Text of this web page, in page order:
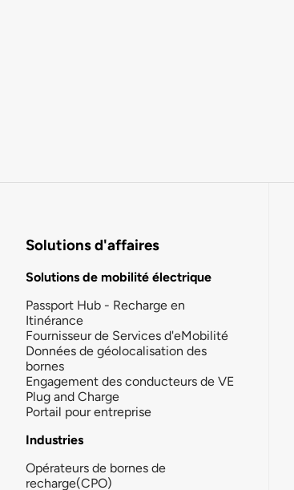
Solutions d'affaires
Solutions de mobilité électrique
Passport Hub - Recharge en
Itinérance
Fournisseur de Services d'eMobilité
Données de géolocalisation des
bornes
Engagement des conducteurs de VE
Plug and Charge
Portail pour entreprise
Industries
Opérateurs de bornes de
recharge(CPO)